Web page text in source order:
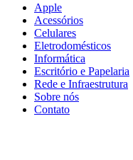
Apple
Acessórios
Celulares
Eletrodomésticos
Informática
Escritório e Papelaria
Rede e Infraestrutura
Sobre nós
Contato